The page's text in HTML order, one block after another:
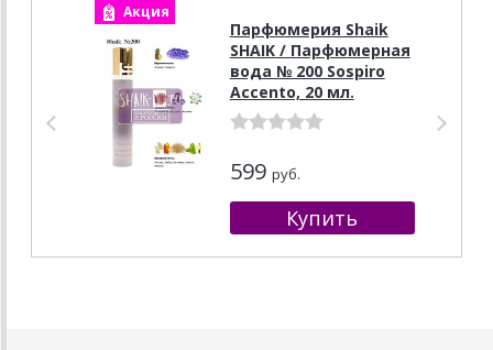
Акция
Парфюмерия Shaik
SHAIK / Парфюмерная
вода № 200 Sospiro
Accento, 20 мл.
599 руб.